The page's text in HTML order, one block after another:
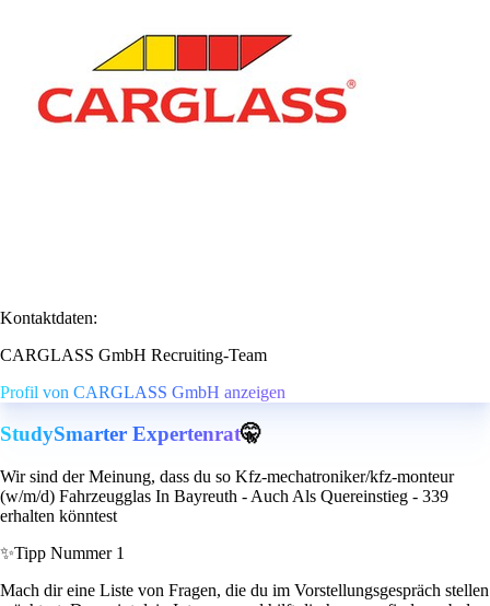
Kontaktdaten:
CARGLASS GmbH Recruiting-Team
Profil von CARGLASS GmbH anzeigen
StudySmarter Expertenrat🤫
Wir sind der Meinung, dass du so Kfz-mechatroniker/kfz-monteur
(w/m/d) Fahrzeugglas In Bayreuth - Auch Als Quereinstieg - 339
erhalten könntest
✨Tipp Nummer 1
Mach dir eine Liste von Fragen, die du im Vorstellungsgespräch stellen